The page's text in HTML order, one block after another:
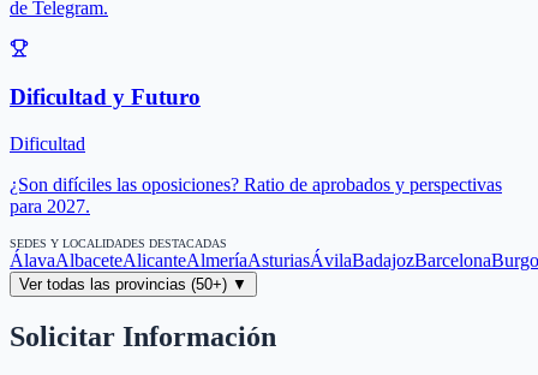
de Telegram.
Dificultad y Futuro
Dificultad
¿Son difíciles las oposiciones? Ratio de aprobados y perspectivas
para 2027.
SEDES Y LOCALIDADES DESTACADAS
ÁlavaAlbaceteAlicanteAlmeríaAsturiasÁvilaBadajozBarcelona
Ver todas las provincias (50+) ▼
Solicitar Información